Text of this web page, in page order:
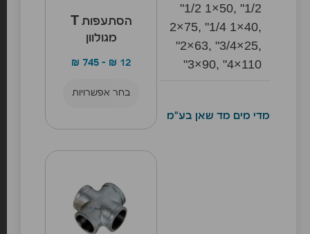
"1/2 1×50, "1/2
2×75, "1/4 1×40,
"2×63, "3/4×25,
"3×90, "4×110
מדי מים מד שאן בע"מ
הסתעפות T
מגולוון
₪ 12
–
₪ 745
בחר אפשרויות